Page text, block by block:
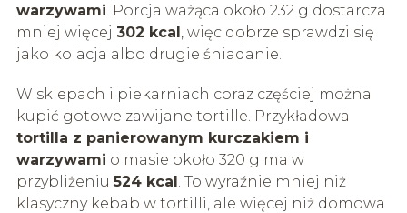
warzywami. Porcja ważąca około 232 g dostarcza
mniej więcej 302 kcal, więc dobrze sprawdzi się
jako kolacja albo drugie śniadanie.
W sklepach i piekarniach coraz częściej można
kupić gotowe zawijane tortille. Przykładowa
tortilla z panierowanym kurczakiem i
warzywami o masie około 320 g ma w
przybliżeniu524 kcal. To wyraźnie mniej niż
klasyczny kebab w tortilli, ale więcej niż domowa